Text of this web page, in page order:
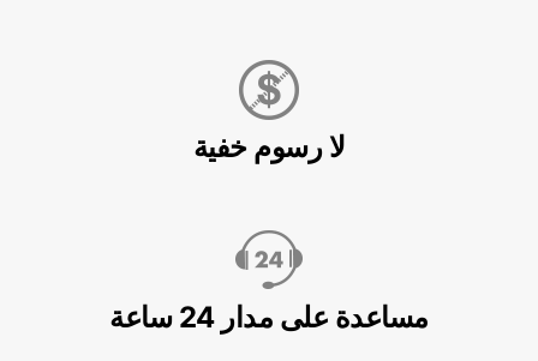
لا رسوم خفية
مساعدة على مدار 24 ساعة